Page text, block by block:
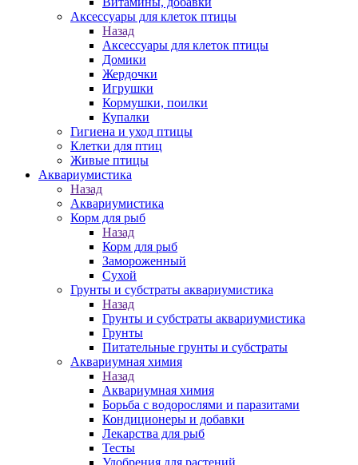
Аксессуары для клеток птицы
Назад
Аксессуары для клеток птицы
Домики
Жердочки
Игрушки
Кормушки, поилки
Купалки
Гигиена и уход птицы
Клетки для птиц
Живые птицы
Аквариумистика
Назад
Аквариумистика
Корм для рыб
Назад
Корм для рыб
Замороженный
Сухой
Грунты и субстраты аквариумистика
Назад
Грунты и субстраты аквариумистика
Грунты
Питательные грунты и субстраты
Аквариумная химия
Назад
Аквариумная химия
Борьба с водорослями и паразитами
Кондиционеры и добавки
Лекарства для рыб
Тесты
Удобрения для растений